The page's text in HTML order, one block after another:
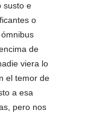
susto e
o
de
viera lo
el temor de
a esa
pero nos